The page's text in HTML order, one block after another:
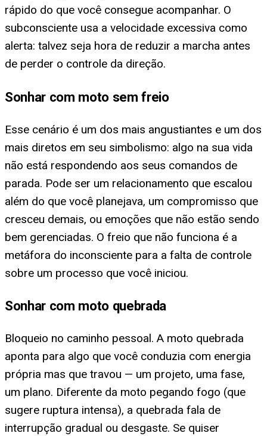
rápido do que você consegue acompanhar. O
subconsciente usa a velocidade excessiva como
alerta: talvez seja hora de reduzir a marcha antes
de perder o controle da direção.
Sonhar com moto sem freio
Esse cenário é um dos mais angustiantes e um dos
mais diretos em seu simbolismo: algo na sua vida
não está respondendo aos seus comandos de
parada. Pode ser um relacionamento que escalou
além do que você planejava, um compromisso que
cresceu demais, ou emoções que não estão sendo
bem gerenciadas. O freio que não funciona é a
metáfora do inconsciente para a falta de controle
sobre um processo que você iniciou.
Sonhar com moto quebrada
Bloqueio no caminho pessoal. A moto quebrada
aponta para algo que você conduzia com energia
própria mas que travou — um projeto, uma fase,
um plano. Diferente da moto pegando fogo (que
sugere ruptura intensa), a quebrada fala de
interrupção gradual ou desgaste. Se quiser